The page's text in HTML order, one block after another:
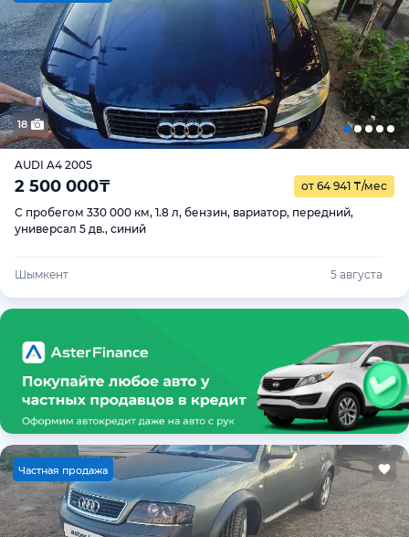
18
AUDI A4 2005
2 500 000₸ от 64 941 ₸/мес
С пробегом 330 000 км, 1.8 л, бензин, вариатор, передний,
универсал 5 дв., синий
Шымкент 5 августа
Частная продажа